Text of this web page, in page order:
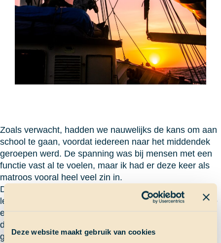
Deze website maakt gebruik van cookies
Zoals verwacht, hadden we nauwelijks de kans om aan
school te gaan, voordat iedereen naar het middendek
geroepen werd. De spanning was bij mensen met een
functie vast al te voelen, maar ik had er deze keer als
matroos vooral heel veel zin in.
De scheepsovername werd geopend door een
legendarisch optreden van onze dansers aan boord, de
enige echte
dag van tevoren, in het geheim, op het voordek was
geoefend, was het dan zo ver. Sam zei nog een paar